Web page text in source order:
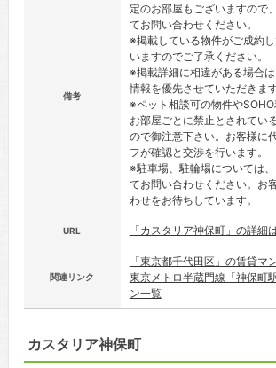
備考
定のお部屋もございますので
てお問い合わせください。
※掲載している物件がご成約
いますのでご了承ください。
※掲載詳細に相違がある場合
情報を優先させていただきます
※ペット相談可の物件やSOHO
お部屋ごとに禁止とされてい
ので御注意下さい。お客様に
フが確認と交渉を行います。
※駐車場、駐輪場については
てお問い合わせください。お
わせをお待ちしています。
URL 「カスタリア神保町」の詳細
関連リンク
「東京都千代田区」の賃貸マ
東京メトロ半蔵門線「神保町
ン一覧
カスタリア神保町